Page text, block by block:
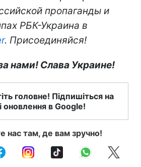
пропаганды и
РБК-Украина в
. Присоединяйся!
нами! Слава Украине!
головне! Підпишіться на
оновлення в Google!
нас там, де вам зручно!